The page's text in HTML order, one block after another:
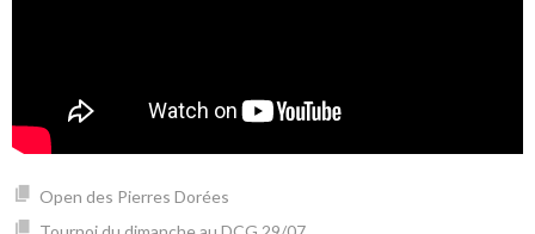
Open des Pierres Dorées